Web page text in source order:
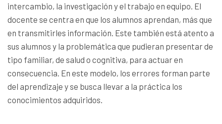
intercambio, la investigación y el trabajo en equipo. El
docente se centra en que los alumnos aprendan, más que
en transmitirles información. Este también está atento a
sus alumnos y la problemática que pudieran presentar de
tipo familiar, de salud o cognitiva, para actuar en
consecuencia. En este modelo, los errores forman parte
del aprendizaje y se busca llevar a la práctica los
conocimientos adquiridos.